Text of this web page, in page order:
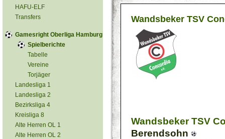
HAFU-ELF
Transfers
Gamesright Oberliga Hamburg
Spielberichte
Tabelle
Vereine
Torjäger
Landesliga 1
Landesliga 2
Bezirksliga 4
Kreisliga 8
Alte Herren OL 1
Alte Herren OL 2
Wandsbeker TSV
Wandsbeker TSV
Berendsohn